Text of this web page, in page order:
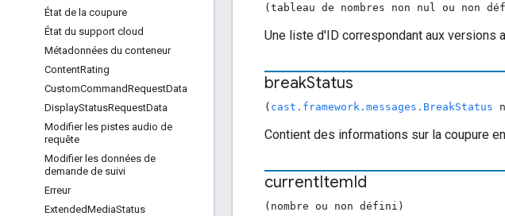
État de la coupure
État du support cloud
Métadonnées du conteneur
ContentRating
CustomCommandRequestData
DisplayStatusRequestData
Modifier les pistes audio de
requête
Modifier les données de
demande de suivi
Erreur
ExtendedMediaStatus
(tableau de nombres non nul ou non
Une liste d'ID correspondant aux versions
breakStatus
( cast.framework.messages.BreakStatus
Contient des informations sur la coupure
currentItemId
(nombre ou non défini)